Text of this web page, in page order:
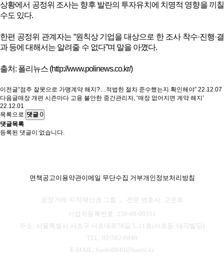
상황에서 공정위 조사는 향후 발란의 투자유치에 치명적 영향을 끼칠
수도 있다.
한편 공정위 관계자는 “원칙상 기업을 대상으로 한 조사 착수·진행·결
과 등에 대해서는 알려줄 수 없다”며 말을 아꼈다.
출처: 폴리뉴스 (http://www.polinews.co.kr/)
이전글“점주 잘못으로 가맹계약 해지?…적법한 절차 준수했는지 확인해야” 22.12.07
다음글매장 개편 시즌마다 고용 불안한 중간관리자, ‘매장 없어지면 계약 해지’
22.12.01
목록으로 댓글 0
댓글목록
등록된 댓글이 없습니다.
면책공고이용약관이메일 무단수집 거부개인정보처리방침
공정거래·지적재산권 그룹
전문 변호사: 고은희
사업자등록번호: 230-88-00351
주소: 서울특별시 서초구 서초대로78길 5, 11층(서초동, 대각빌딩)
TEL: 02-582-0840
E-MAIL: hanbl0840@hanbl.kr